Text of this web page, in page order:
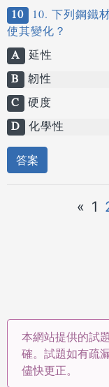
10 10. 下列鋼鐵
使其變化？
A 延性
B 韌性
C 硬度
D 化學性
答案
« 1
本網站提供的試
確。試題如有疏
儘快更正。